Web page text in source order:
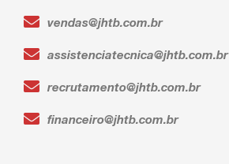
vendas@jhtb.com.br
assistenciatecnica@jhtb.com.br
recrutamento@jhtb.com.br
financeiro@jhtb.com.br